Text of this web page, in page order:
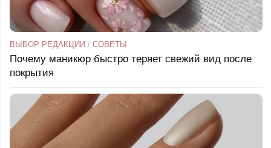
ВЫБОР РЕДАКЦИИ / СОВЕТЫ
Почему маникюр быстро теряет свежий вид после
покрытия